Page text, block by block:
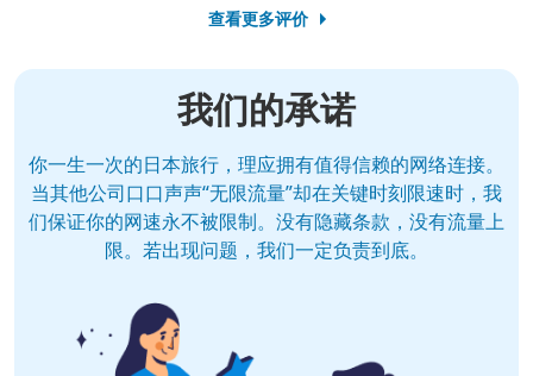
查看更多评价
我们的承诺
你一生一次的日本旅行，理应拥有值得信赖的网络连接。
当其他公司口口声声“无限流量”却在关键时刻限速时，我
们保证你的网速永不被限制。没有隐藏条款，没有流量上
限。若出现问题，我们一定负责到底。